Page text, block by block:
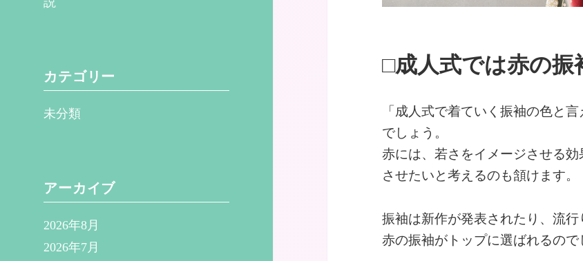
カテゴリー
未分類
アーカイブ
2026年8月
2026年7月
□成人式では赤の振
「成人式で着ていく振袖の色と
でしょう。
赤には、若さをイメージさせる
させたいと考えるのも頷けます。
振袖は新作が発表されたり、流
赤の振袖がトップに選ばれるので